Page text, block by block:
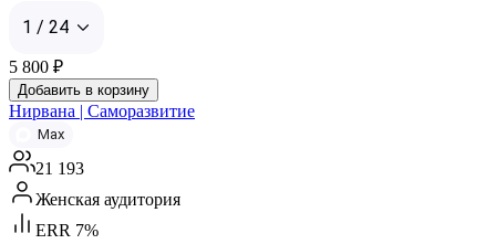
1 / 24
5 800 ₽
Добавить в корзину
Нирвана | Саморазвитие
Max
21 193
Женская аудитория
ERR 7%